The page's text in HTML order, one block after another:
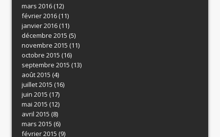
mars 2016(12)
février 2016(11)
janvier 2016(11)
décembre 2015 (5)
novembre 2015 (11)
octobre 2015 (16)
septembre 2015 (13)
août 2015 (4)
juillet 2015 (16)
juin 2015 (17)
mai 2015 (12)
avril 2015 (8)
mars 2015 (6)
février 2015 (9)